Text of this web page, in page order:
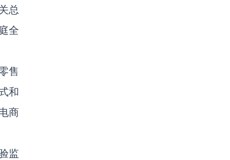
总
全
售
和
商
监